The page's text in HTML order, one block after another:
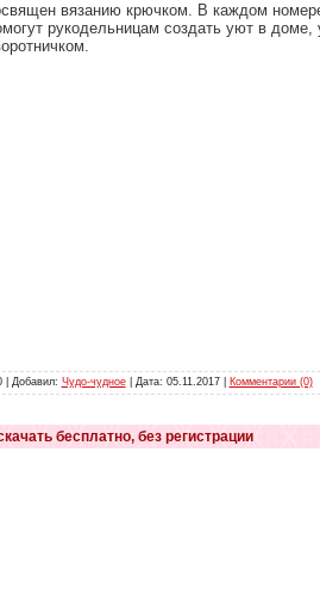
вязанию крючком. В каждом
рукодельницам создать уют в доме,
| Добавил: Чудо-чудное| Дата: 05.11.2017| Комментарии (0)
бесплатно, без регистрации